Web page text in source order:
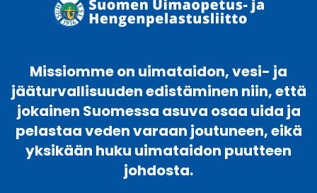
Missiomme on uimataidon, vesi- ja
jääturvallisuuden edistäminen niin, että
jokainen Suomessa asuva osaa uida ja
pelastaa veden varaan joutuneen, eikä
yksikään huku uimataidon puutteen
johdosta.